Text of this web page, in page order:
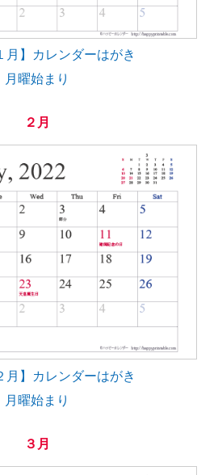
月】カレンダーはがき
月曜始まり
２月
月】カレンダーはがき
月曜始まり
３月